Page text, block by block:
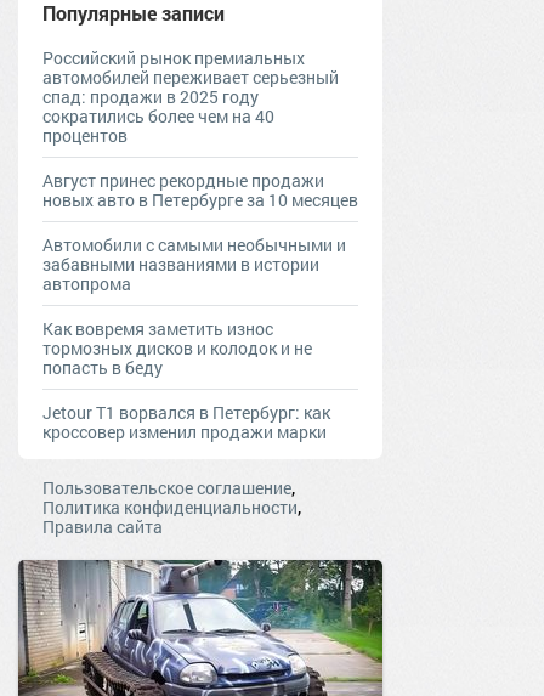
Популярные записи
Российский рынок премиальных
автомобилей переживает серьезный
спад: продажи в 2025 году
сократились более чем на 40
процентов
Август принес рекордные продажи
новых авто в Петербурге за 10 месяцев
Автомобили с самыми необычными и
забавными названиями в истории
автопрома
Как вовремя заметить износ
тормозных дисков и колодок и не
попасть в беду
Jetour T1 ворвался в Петербург: как
кроссовер изменил продажи марки
Пользовательское соглашение,
Политика конфиденциальности,
Правила сайта